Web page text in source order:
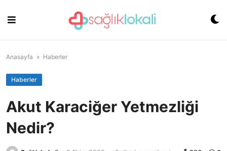
content
Anasayfa » Haberler
Haberler
Akut Karaciğer Yetmezliği
Nedir?